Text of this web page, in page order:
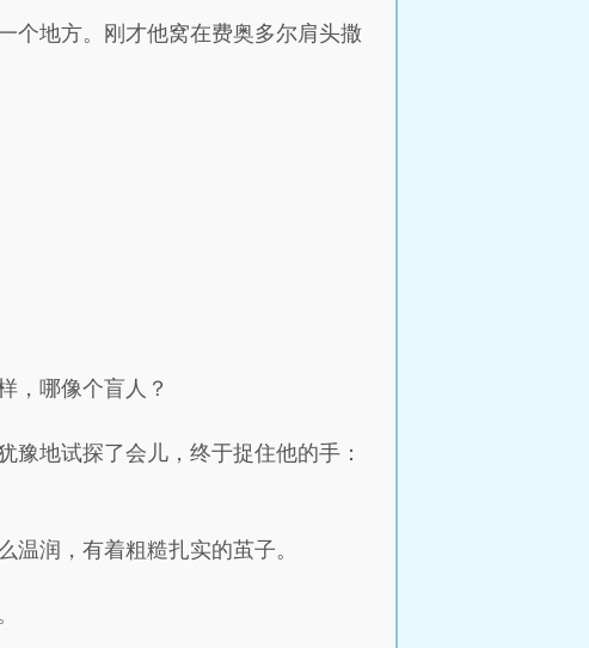
个地方。刚才他窝在费奥多尔肩头撒
，哪像个盲人？
地试探了会儿，终于捉住他的手：
润，有着粗糙扎实的茧子。